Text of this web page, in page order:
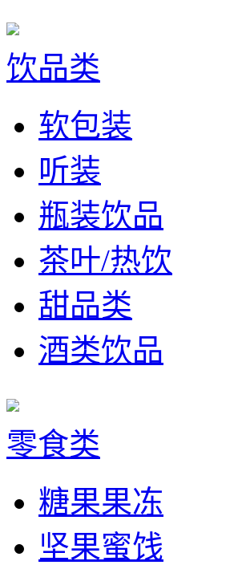
饮品类
软包装
听装
瓶装饮品
茶叶/热饮
甜品类
酒类饮品
零食类
糖果果冻
坚果蜜饯